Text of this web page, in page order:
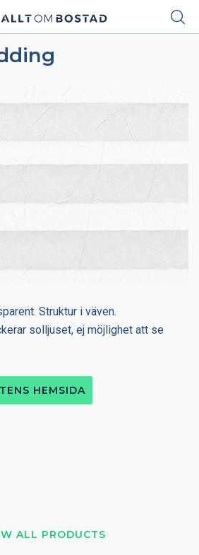
ALL PRODUCTS
Struktur i väven.
solljuset, ej möjlighet att se
HEMSIDA